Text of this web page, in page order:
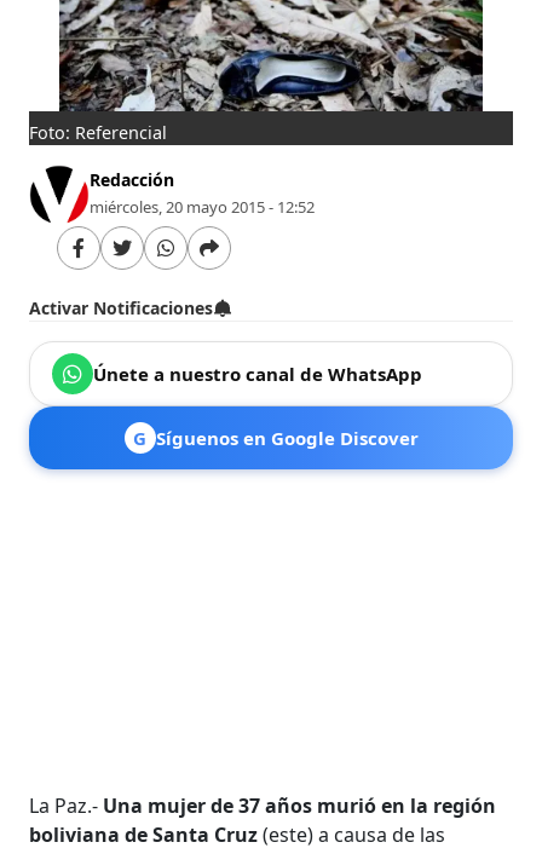
Foto: Referencial
Redacción
miércoles, 20 mayo 2015 - 12:52
Activar Notificaciones
Únete a nuestro canal de WhatsApp
G Síguenos en Google Discover
La Paz.- Una mujer de 37 años murió en la región
boliviana de Santa Cruz(este) a causa de las